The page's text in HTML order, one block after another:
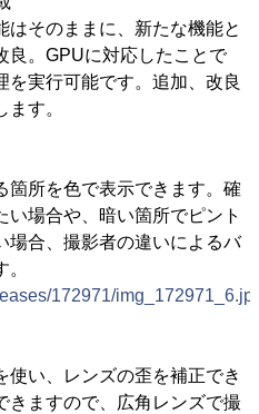
そのままに、新たな機能と
良。GPUに対応したことで
を実行可能です。追加、改良
す。
箇所を色で表示できます。確
場合や、暗い箇所でピント
場合、撮影者の違いによるバ
172971/
使い、レンズの歪を補正でき
きますので、広角レンズで撮